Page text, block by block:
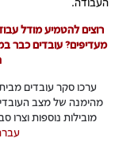
רוצים להטמיע מודל
מעדיפים? עובדים כבר
מהימנה של מצב
מובילות נוספות וצרו